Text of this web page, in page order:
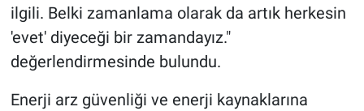
ilgili. Belki zamanlama olarak da artık herkesin
'evet' diyeceği bir zamandayız."
değerlendirmesinde bulundu.
Enerji arz güvenliği ve enerji kaynaklarına